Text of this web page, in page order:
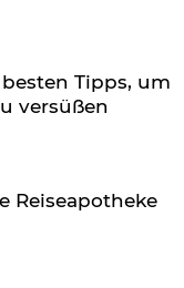
Tipps, um
versüßen
Reiseapotheke